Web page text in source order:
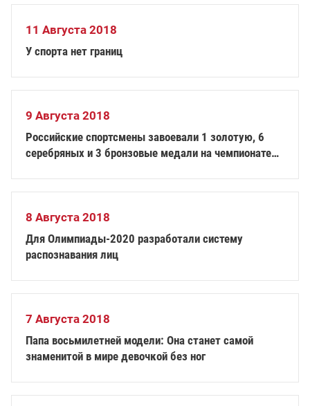
11 Августа 2018
У спорта нет границ
9 Августа 2018
Российские спортсмены завоевали 1 золотую, 6
серебряных и 3 бронзовые медали на чемпионате
8 Августа 2018
Для Олимпиады-2020 разработали систему
распознавания лиц
7 Августа 2018
Папа восьмилетней модели: Она станет самой
знаменитой в мире девочкой без ног